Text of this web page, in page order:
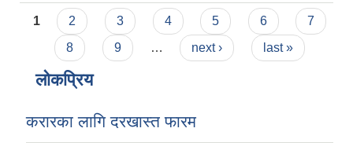
Pages
1 2 3 4 5 6
7
8
9 … next › last »
लोकप्रिय
करारका लागि दरखास्त फारम